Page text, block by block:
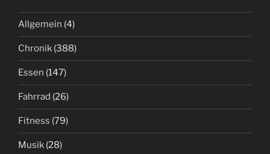
Allgemein (4)
Chronik (388)
Essen (147)
Fahrrad (26)
Fitness (79)
Musik (28)